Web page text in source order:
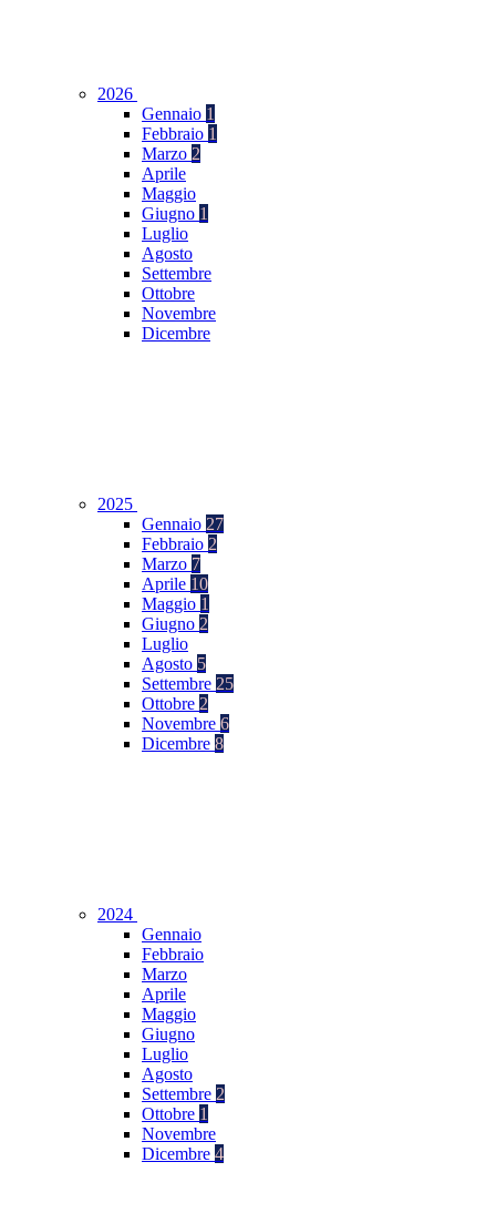
2026
Gennaio 1
Febbraio 1
Marzo 2
Aprile
Maggio
Giugno 1
Luglio
Agosto
Settembre
Ottobre
Novembre
Dicembre
2025
Gennaio 27
Febbraio 2
Marzo 7
Aprile 10
Maggio 1
Giugno 2
Luglio
Agosto 5
Settembre 25
Ottobre 2
Novembre 6
Dicembre 8
2024
Gennaio
Febbraio
Marzo
Aprile
Maggio
Giugno
Luglio
Agosto
Settembre 2
Ottobre 1
Novembre
Dicembre 4